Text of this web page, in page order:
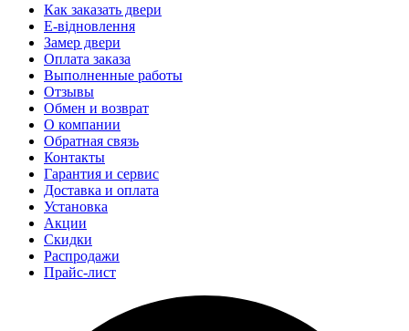
Как заказать двери
E-відновлення
Замер двери
Оплата заказа
Выполненные работы
Отзывы
Обмен и возврат
О компании
Обратная связь
Контакты
Гарантия и сервис
Доставка и оплата
Установка
Акции
Скидки
Распродажи
Прайс-лист